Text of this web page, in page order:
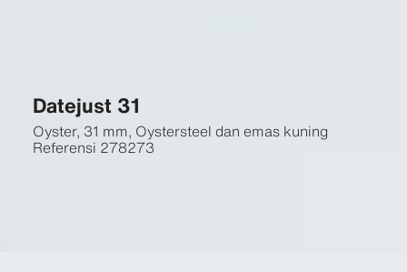
Datejust 31
Oyster, 31 mm, Oystersteel dan emas kuning
Referensi 278273